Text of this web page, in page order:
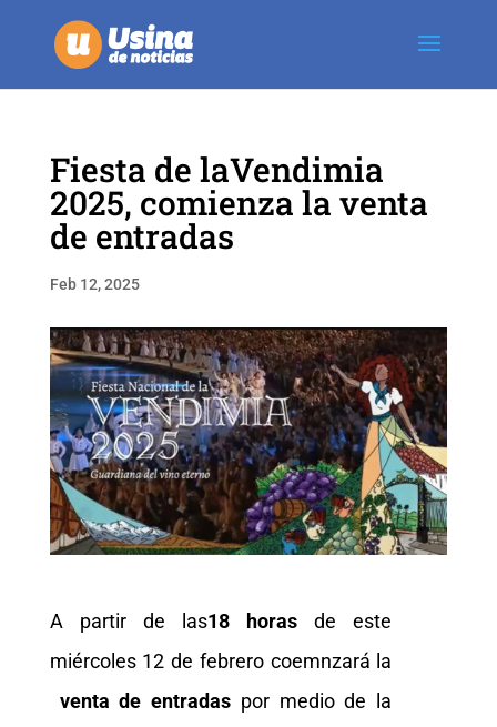
Fiesta de laVendimia
2025, comienza la venta
de entradas
Feb 12, 2025
A partir de las18 horas de este
miércoles 12 de febrero coemnzará la
venta de entradas por medio de la